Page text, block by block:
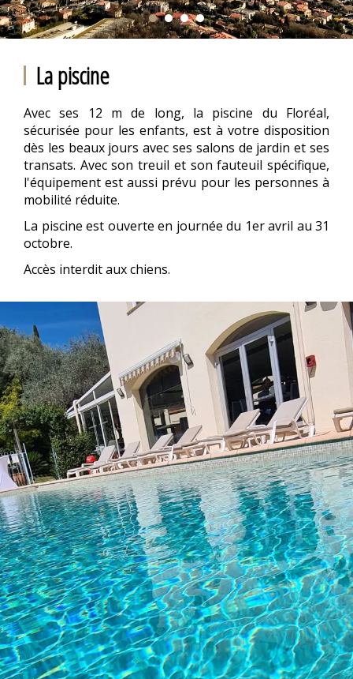
La piscine
Avec ses 12 m de long, la piscine du Floréal,
sécurisée pour les enfants, est à votre disposition
dès les beaux jours avec ses salons de jardin et ses
transats. Avec son treuil et son fauteuil spécifique,
l'équipement est aussi prévu pour les personnes à
mobilité réduite.
La piscine est ouverte en journée du 1er avril au 31
octobre.
Accès interdit aux chiens.